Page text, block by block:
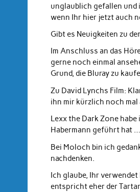
unglaublich gefallen und
wenn Ihr hier jetzt auch
Gibt es Neuigkeiten zu
Im Anschluss an das
gerne noch einmal
Grund, die Bluray zu
Zu David Lynchs Film:
ihn mir kürzlich noch
Lexx the Dark Zone
Habermann geführt hat …
Bei Moloch bin ich
nachdenken.
Ich glaube, Ihr
entspricht eher der